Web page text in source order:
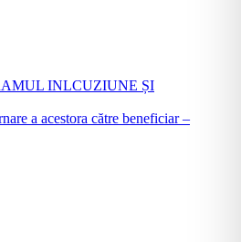
INLCUZIUNE ȘI
a acestora către beneficiar –